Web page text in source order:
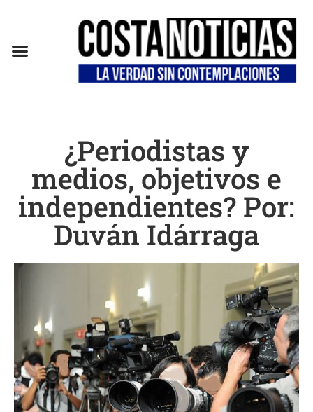
¿Periodistas y
medios, objetivos e
independientes? Por:
Duván Idárraga